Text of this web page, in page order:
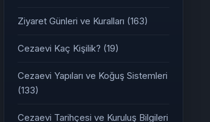
Ziyaret Günleri ve Kuralları (163)
Cezaevi Kaç Kişilik? (19)
Cezaevi Yapıları ve Koğuş Sistemleri
(133)
Cezaevi Tarihçesi ve Kuruluş Bilgileri